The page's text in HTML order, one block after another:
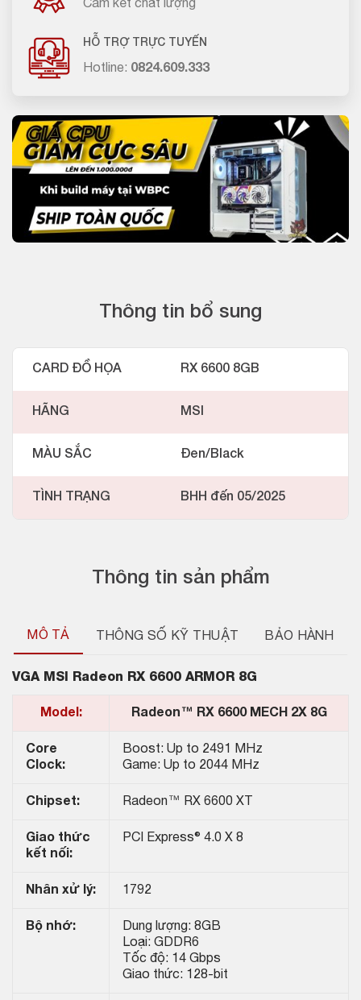
Cam kết chất lượng
HỖ TRỢ TRỰC TUYẾN
Hotline: 0824.609.333
Thông tin sản phẩm
MÔ TẢ THÔNG SỐ KỸ THUẬT BẢO HÀNH
VGA MSI Radeon RX 6600 ARMOR 8G
Model: Radeon™ RX 6600 MECH 2X 8G
Core
Clock:
Boost: Up to 2491 MHz
Game: Up to 2044 MHz
Chipset: Radeon™ RX 6600 XT
Giao thức
kết nối:
PCI Express® 4.0 X 8
Nhân xử lý: 1792
Bộ nhớ:
Dung lượng: 8GB
Loại: GDDR6
Tốc độ: 14 Gbps
Giao thức: 128-bit
Thông tin bổ sung
CARD ĐỒ HỌA RX 6600 8GB
HÃNG MSI
MÀU SẮC Đen/Black
TÌNH TRẠNG BHH đến 05/2025